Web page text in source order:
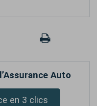
Auto
en 3 clics